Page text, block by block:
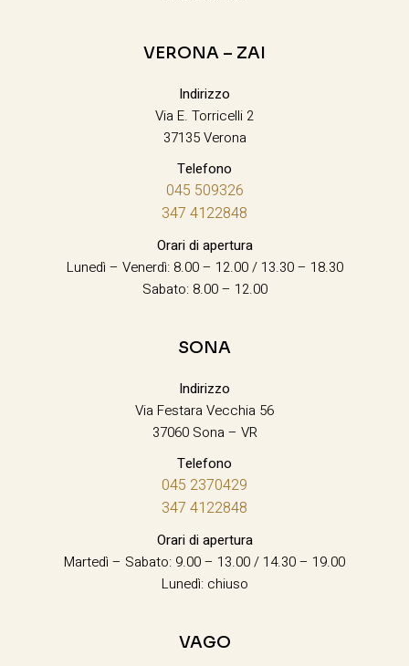
VERONA – ZAI
Indirizzo
Via E. Torricelli 2
37135 Verona
Telefono
045 509326
347 4122848
Orari di apertura
Lunedì – Venerdì: 8.00 – 12.00 / 13.30 – 18.30
Sabato: 8.00 – 12.00
SONA
Indirizzo
Via Festara Vecchia 56
37060 Sona – VR
Telefono
045 2370429
347 4122848
Orari di apertura
Martedì – Sabato: 9.00 – 13.00 / 14.30 – 19.00
Lunedì: chiuso
VAGO